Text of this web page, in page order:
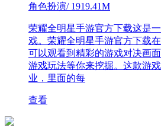
角色扮演/1919.41M
荣耀全明星手游官方下载这是
戏。荣耀全明星手游官方下载
可以观看到精彩的游戏对决画
游戏玩法等你来挖掘。这款游
业，里面的每
查看